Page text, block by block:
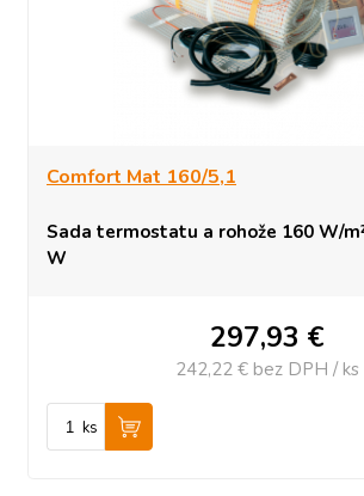
Comfort Mat 160/5,1
Sada termostatu a rohože 160 W/
W
297,93 €
242,22 € bez DPH / ks
ks